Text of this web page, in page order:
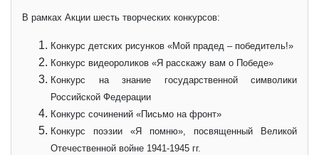
В рамках Акции шесть творческих конкурсов:
Конкурс детских рисунков «Мой прадед – победитель!»
Конкурс видеороликов «Я расскажу вам о Победе»
Конкурс на знание государственной символики
Российской Федерации
Конкурс сочинений «Письмо на фронт»
Конкурс поэзии «Я помню», посвященный Великой
Отечественной войне 1941-1945 гг.